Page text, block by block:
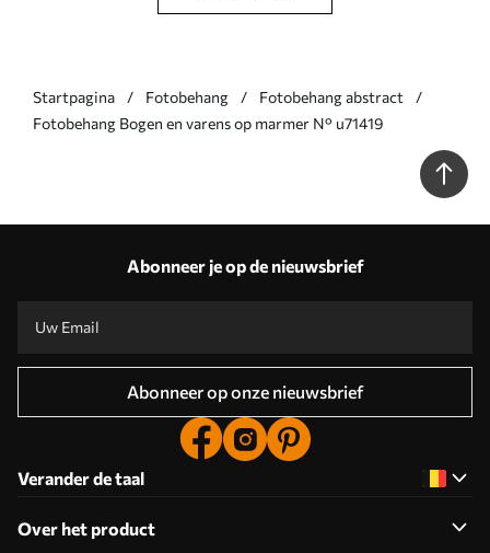
Startpagina Fotobehang
Fotobehang abstract
Fotobehang Bogen en varens op marmer N° u71419
Abonneer je op de nieuwsbrief
Abonneer op onze nieuwsbrief
Verander de taal
Over het product